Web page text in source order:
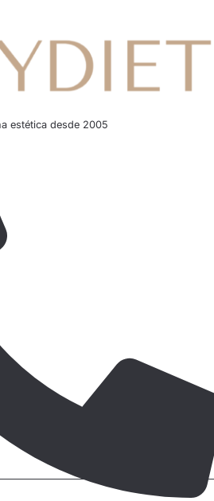
estética desde 2005